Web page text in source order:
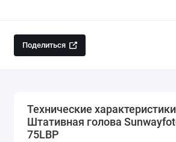
Поделиться
Технические характеристики
Штативная голова
75LBP